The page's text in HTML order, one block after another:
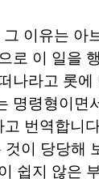
그 이유는 아
로 이 일을
나라고 롯에
명령형이면
고 번역합니
것이 당당해
쉽지 않은